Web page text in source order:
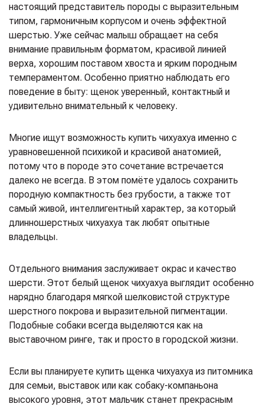
настоящий представитель породы с выразительным
типом, гармоничным корпусом и очень эффектной
шерстью. Уже сейчас малыш обращает на себя
внимание правильным форматом, красивой линией
верха, хорошим поставом хвоста и ярким породным
темпераментом. Особенно приятно наблюдать его
поведение в быту: щенок уверенный, контактный и
удивительно внимательный к человеку.
Многие ищут возможность купить чихуахуа именно с
уравновешенной психикой и красивой анатомией,
потому что в породе это сочетание встречается
далеко не всегда. В этом помёте удалось сохранить
породную компактность без грубости, а также тот
самый живой, интеллигентный характер, за который
длинношерстных чихуахуа так любят опытные
владельцы.
Отдельного внимания заслуживает окрас и качество
шерсти. Этот белый щенок чихуахуа выглядит особенно
нарядно благодаря мягкой шелковистой структуре
шерстного покрова и выразительной пигментации.
Подобные собаки всегда выделяются как на
выставочном ринге, так и просто в городской жизни.
Если вы планируете купить щенка чихуахуа из питомника
для семьи, выставок или как собаку-компаньона
высокого уровня, этот мальчик станет прекрасным